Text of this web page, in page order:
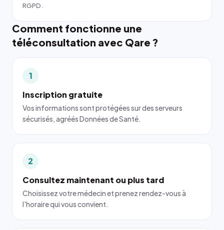
RGPD.
Comment fonctionne une
téléconsultation avec Qare ?
1
Inscription gratuite
Vos informations sont protégées sur des serveurs
sécurisés, agréés Données de Santé.
2
Consultez maintenant ou plus tard
Choisissez votre médecin et prenez rendez-vous à
l'horaire qui vous convient.